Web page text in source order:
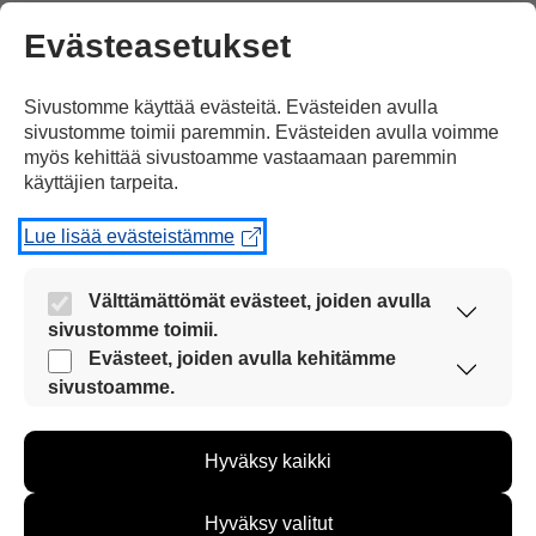
keskustan kansanedustaja Paula
Lehtomäki.
Tulosta uutinen
Jaa Facebookissa
2 kommenttia artikkeliin
Evästeasetukset
Sivustomme käyttää evästeitä. Evästeiden avulla
sivustomme toimii paremmin. Evästeiden avulla voimme
myös kehittää sivustoamme vastaamaan paremmin
käyttäjien tarpeita.
Lue lisää evästeistämme
Välttämättömät evästeet, joiden avulla
sivustomme toimii.
Nämä evästeet ovat aina käytössä, jotta
sivustoamme voi käyttää sujuvasti ja turvallisesti.
Evästeet, joiden avulla kehitämme
sivustoamme.
kehittää sivustoamme vastaamaan paremmin
kävijämääristä ja siitä, mitä sivuja käytetään ja
Hyväksy kaikki
Hyväksy valitut